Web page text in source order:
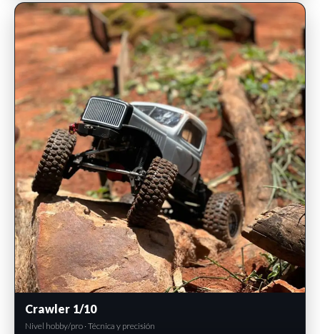
INSCRIPCIONES ABIERTAS
Crawler 1/10
Nivel hobby/pro · Técnica y precisión